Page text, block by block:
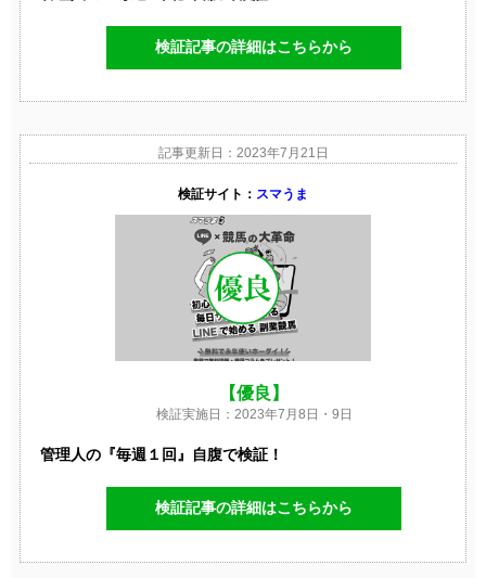
検証記事の詳細はこちらから
記事更新日：2023年7月21日
検証サイト： スマうま
【優良】
検証実施日：2023年7月8日・9日
管理人の『毎週１回』自腹で検証！
検証記事の詳細はこちらから